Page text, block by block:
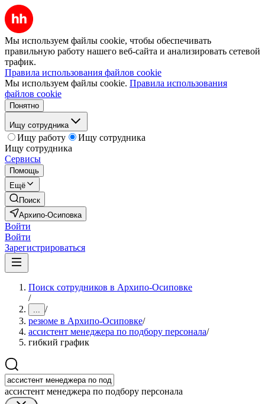
Мы используем файлы cookie, чтобы обеспечивать
правильную работу нашего веб-сайта и анализировать сетевой
трафик.
Правила использования файлов cookie
Мы используем файлы cookie. Правила использования
файлов cookie
Понятно
Ищу сотрудника
Ищу работу
Ищу сотрудника
Ищу сотрудника
Сервисы
Помощь
Ещё
Поиск
Архипо-Осиповка
Войти
Войти
Зарегистрироваться
Поиск сотрудников в Архипо-Осиповке
/
... /
резюме в Архипо-Осиповке/
ассистент менеджера по подбору персонала/
гибкий график
ассистент менеджера по подбору персонала